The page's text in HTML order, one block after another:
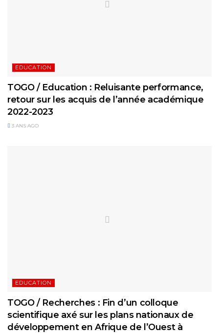
EDUCATION
TOGO / Education : Reluisante performance,
retour sur les acquis de l’année académique
2022-2023
3 ANS AGO
EDUCATION
TOGO / Recherches : Fin d’un colloque
scientifique axé sur les plans nationaux de
développement en Afrique de l’Ouest à